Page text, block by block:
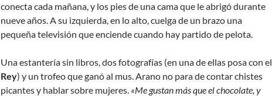
conecta cada mañana, y los pies de una cama que le abrigó durante
nueve años. A su izquierda, en lo alto, cuelga de un brazo una
pequeña televisión que enciende cuando hay partido de pelota.
Una estantería sin libros, dos fotografías (en una de ellas posa con el
Rey) y un trofeo que ganó al mus. Arano no para de contar chistes
picantes y hablar sobre mujeres. «Me gustan más que el chocolate, y